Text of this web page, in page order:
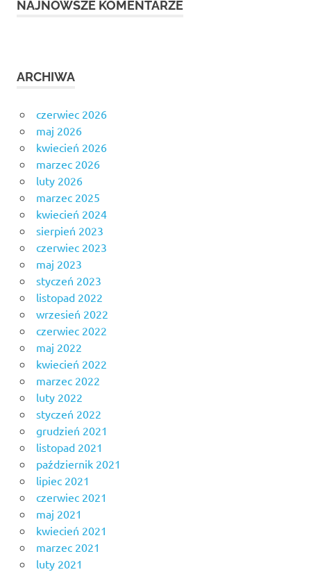
NAJNOWSZE KOMENTARZE
ARCHIWA
czerwiec 2026
maj 2026
kwiecień 2026
marzec 2026
luty 2026
marzec 2025
kwiecień 2024
sierpień 2023
czerwiec 2023
maj 2023
styczeń 2023
listopad 2022
wrzesień 2022
czerwiec 2022
maj 2022
kwiecień 2022
marzec 2022
luty 2022
styczeń 2022
grudzień 2021
listopad 2021
październik 2021
lipiec 2021
czerwiec 2021
maj 2021
kwiecień 2021
marzec 2021
luty 2021